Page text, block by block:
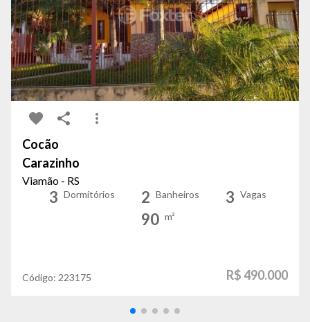
Cocão
Carazinho
Viamão - RS
3 Dormitórios 2 Banheiros 3 Vagas
90 m²
Código: 223175 R$ 490.000